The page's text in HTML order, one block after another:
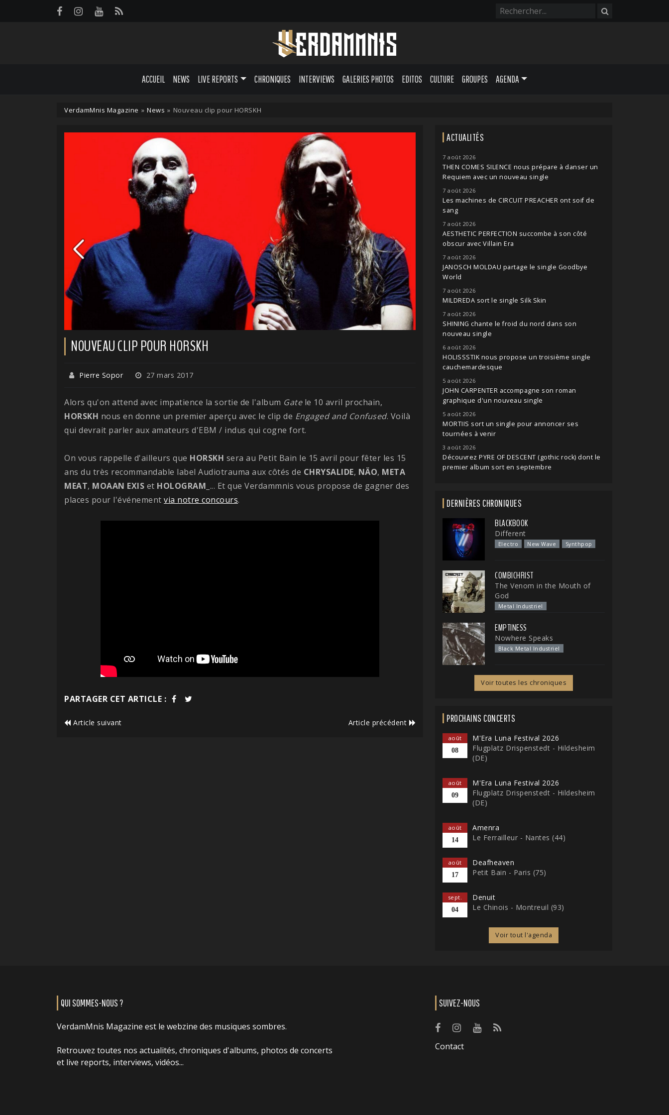
ACCUEIL NEWS LIVE REPORTS CHRONIQUES INTERVIEWS GALERIES PHOTOS EDITOS CULTURE GROUPES AGENDA
VerdamMnis Magazine » News » Nouveau clip pour HORSKH
NOUVEAU CLIP POUR HORSKH
Pierre Sopor 27 mars 2017
Alors qu'on attend avec impatience la sortie de l'album Gatele 10 avril prochain,
HORSKH nous en donne un premier aperçu avec le clip de Engaged and Confused. Voilà
qui devrait parler aux amateurs d'EBM / indus qui cogne fort.
On vous rappelle d'ailleurs que HORSKH sera au Petit Bain le 15 avril pour fêter les 15
ans du très recommandable label Audiotrauma aux côtés de CHRYSALIDE, NÄO, META
MEAT, MOAAN EXIS et HOLOGRAM_ ... Et que Verdammnis vous propose de gagner des
places pour l'événement via notre concours.
PARTAGER CET ARTICLE :
Article suivant Article précédent
ACTUALITÉS
7 août 2026
THEN COMES SILENCE nous prépare à danser un
Requiem avec un nouveau single
7 août 2026
Les machines de CIRCUIT PREACHER ont soif de
sang
7 août 2026
AESTHETIC PERFECTION succombe à son côté
obscur avec Villain Era
7 août 2026
JANOSCH MOLDAU partage le single Goodbye
World
7 août 2026
MILDREDA sort le single Silk Skin
7 août 2026
SHINING chante le froid du nord dans son
nouveau single
6 août 2026
HOLISSSTIK nous propose un troisième single
cauchemardesque
5 août 2026
JOHN CARPENTER accompagne son roman
graphique d'un nouveau single
5 août 2026
MORTIIS sort un single pour annoncer ses
tournées à venir
3 août 2026
Découvrez PYRE OF DESCENT (gothic rock) dont le
premier album sort en septembre
DERNIÈRES CHRONIQUES
BLACKBOOK
Different
Electro New Wave Synthpop
COMBICHRIST
The Venom in the Mouth of
God
Metal Industriel
EMPTINESS
Nowhere Speaks
Black Metal Industriel
Voir toutes les chroniques
PROCHAINS CONCERTS
août
08
M'Era Luna Festival 2026
Flugplatz Drispenstedt - Hildesheim
(DE)
août
09
M'Era Luna Festival 2026
Flugplatz Drispenstedt - Hildesheim
(DE)
août
14
Amenra
Le Ferrailleur - Nantes (44)
août
17
Deafheaven
Petit Bain - Paris (75)
sept.
04
Denuit
Le Chinois - Montreuil (93)
Voir tout l'agenda
QUI SOMMES-NOUS ?
VerdamMnis Magazine est le webzine des musiques sombres.
Retrouvez toutes nos actualités, chroniques d'albums, photos de concerts
et live reports, interviews, vidéos...
SUIVEZ-NOUS
Contact
Panneau de gestion des cookies